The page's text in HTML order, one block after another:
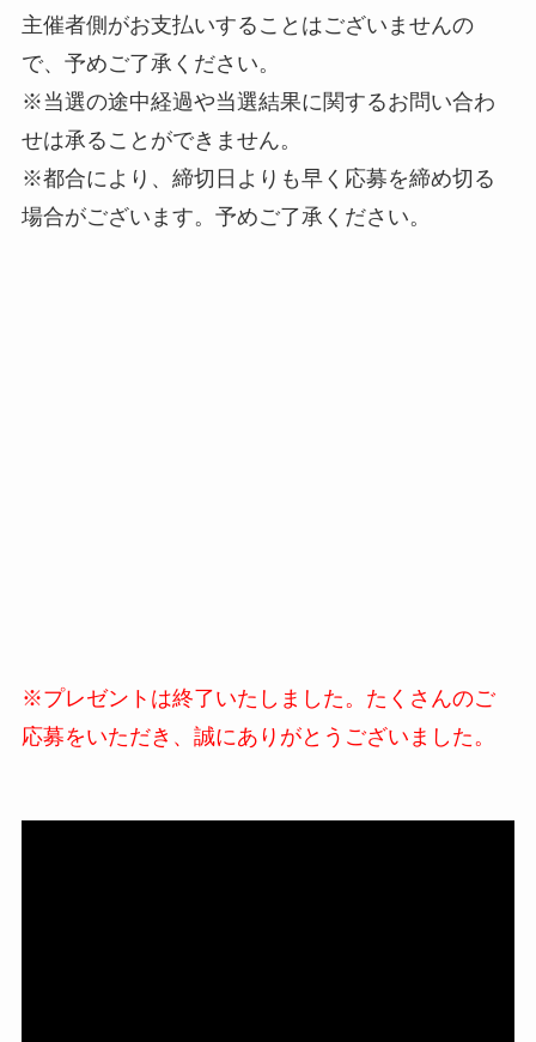
主催者側がお支払いすることはございませんの
で、予めご了承ください。
※当選の途中経過や当選結果に関するお問い合わ
せは承ることができません。
※都合により、締切日よりも早く応募を締め切る
場合がございます。予めご了承ください。
※プレゼントは終了いたしました。たくさんのご
応募をいただき、誠にありがとうございました。